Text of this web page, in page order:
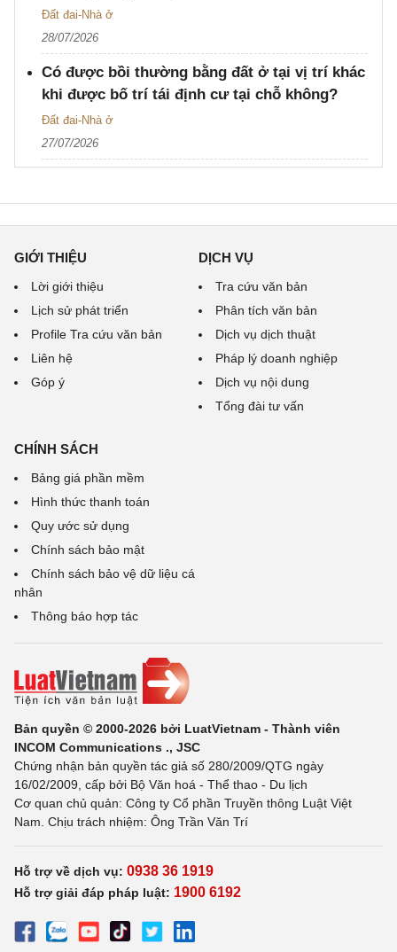
Đất đai-Nhà ở
28/07/2026
Có được bồi thường bằng đất ở tại vị trí khác
khi được bố trí tái định cư tại chỗ không?
Đất đai-Nhà ở
27/07/2026
GIỚI THIỆU
Lời giới thiệu
Lịch sử phát triển
Profile Tra cứu văn bản
Liên hệ
Góp ý
DỊCH VỤ
Tra cứu văn bản
Phân tích văn bản
Dịch vụ dịch thuật
Pháp lý doanh nghiệp
Dịch vụ nội dung
Tổng đài tư vấn
CHÍNH SÁCH
Bảng giá phần mềm
Hình thức thanh toán
Quy ước sử dụng
Chính sách bảo mật
Chính sách bảo vệ dữ liệu cá
nhân
Thông báo hợp tác
Bản quyền © 2000-2026 bởi LuatVietnam - Thành viên
INCOM Communications ., JSC
Chứng nhận bản quyền tác giả số 280/2009/QTG ngày
16/02/2009, cấp bởi Bộ Văn hoá - Thể thao - Du lịch
Cơ quan chủ quản: Công ty Cổ phần Truyền thông Luật Việt
Nam. Chịu trách nhiệm: Ông Trần Văn Trí
Hỗ trợ về dịch vụ: 0938 36 1919
Hỗ trợ giải đáp pháp luật: 1900 6192